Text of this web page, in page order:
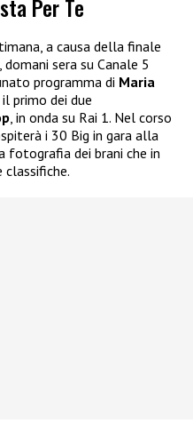
Per Te
a causa della finale
, domani sera su Canale 5
programma di Maria
primo dei due
, in onda su Rai 1. Nel corso
i 30 Big in gara alla
fotografia dei brani che in